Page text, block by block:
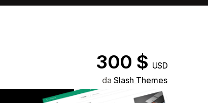
300 $ USD
da Slash Themes